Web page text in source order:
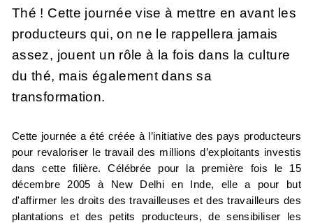
Thé ! Cette journée vise à mettre en avant les
producteurs qui, on ne le rappellera jamais
assez, jouent un rôle à la fois dans la culture
du thé, mais également dans sa
transformation.
Cette journée a été créée à l’initiative des pays producteurs
pour revaloriser le travail des millions d’exploitants investis
dans cette filière. Célébrée pour la première fois le 15
décembre 2005 à New Delhi en Inde, elle a pour but
d'affirmer les droits des travailleuses et des travailleurs des
plantations et des petits producteurs, de sensibiliser les